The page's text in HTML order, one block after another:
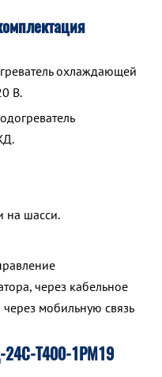
охлаждающей
В.
на шасси.
через кабельное
мобильную связь
24С-Т400-1РМ19